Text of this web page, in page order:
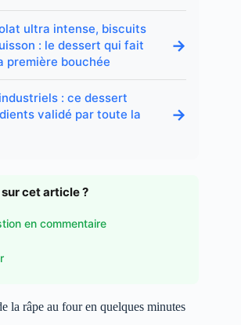
ultra intense, biscuits
: le dessert qui fait
première bouchée
→
: ce dessert
validé par toute la
→
cet article ?
en commentaire
la râpe au four en quelques minutes